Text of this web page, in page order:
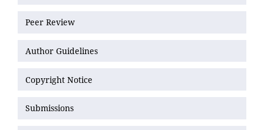
Peer Review
Author Guidelines
Copyright Notice
Submissions